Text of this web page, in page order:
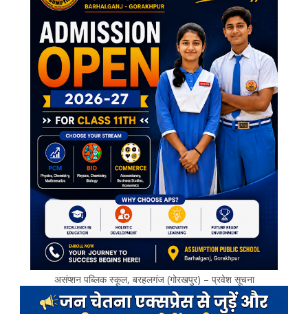
असंप्शन पब्लिक स्कूल, बरहलगंज (गोरखपुर) – प्रवेश सूचना